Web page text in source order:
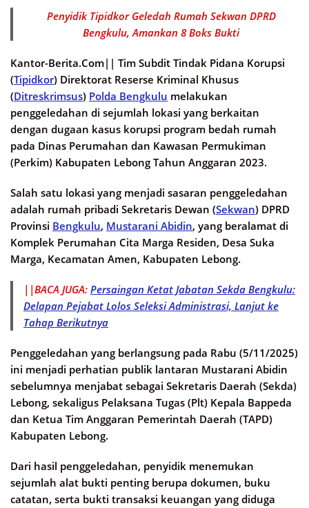
Penyidik Tipidkor Geledah Rumah Sekwan DPRD
Bengkulu, Amankan 8 Boks Bukti
Kantor-Berita.Com|| Tim Subdit Tindak Pidana Korupsi
(Tipidkor) Direktorat Reserse Kriminal Khusus
(Ditreskrimsus) Polda Bengkulu melakukan
penggeledahan di sejumlah lokasi yang berkaitan
dengan dugaan kasus korupsi program bedah rumah
pada Dinas Perumahan dan Kawasan Permukiman
(Perkim) Kabupaten Lebong Tahun Anggaran 2023.
Salah satu lokasi yang menjadi sasaran penggeledahan
adalah rumah pribadi Sekretaris Dewan (Sekwan) DPRD
Provinsi Bengkulu, Mustarani Abidin, yang beralamat di
Komplek Perumahan Cita Marga Residen, Desa Suka
Marga, Kecamatan Amen, Kabupaten Lebong.
||BACA JUGA: Persaingan Ketat Jabatan Sekda Bengkulu:
Delapan Pejabat Lolos Seleksi Administrasi, Lanjut ke
Tahap Berikutnya
Penggeledahan yang berlangsung pada Rabu (5/11/2025)
ini menjadi perhatian publik lantaran Mustarani Abidin
sebelumnya menjabat sebagai Sekretaris Daerah (Sekda)
Lebong, sekaligus Pelaksana Tugas (Plt) Kepala Bappeda
dan Ketua Tim Anggaran Pemerintah Daerah (TAPD)
Kabupaten Lebong.
Dari hasil penggeledahan, penyidik menemukan
sejumlah alat bukti penting berupa dokumen, buku
catatan, serta bukti transaksi keuangan yang diduga